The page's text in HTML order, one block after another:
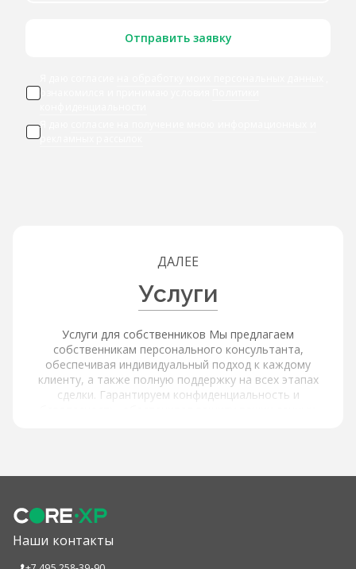
Отправить заявку
ознакомился и принимаю условия
Я даю
рекламных рассылок
ДАЛЕЕ
Услуги
Услуги для собственников Мы предлагаем
собственникам персонального консультанта,
обеспечивая индивидуальный подход к каждому
клиенту, а также полную поддержку на всех этапах
сделки. Гарантируем конфиденциальность и
собственников. Мы предлагаем детальную информацию
высококачественные фотографии и виртуальные туры,
Наши контакты